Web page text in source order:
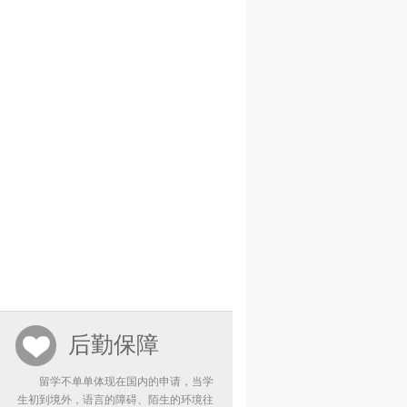
后勤保障
留学不单单体现在国内的申请，当学
生初到境外，语言的障碍、陌生的环境往